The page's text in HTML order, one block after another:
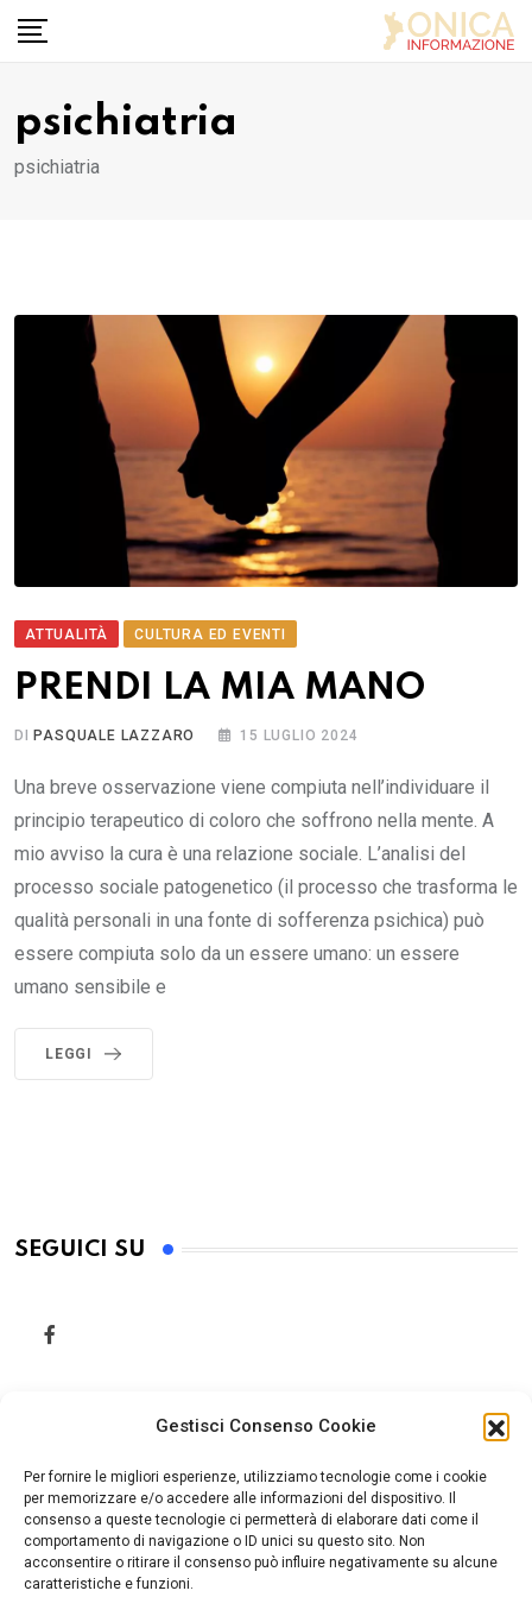
Gestisci Consenso Cookie
Per fornire le migliori esperienze, utilizziamo tecnologie come i cookie
per memorizzare e/o accedere alle informazioni del dispositivo. Il
consenso a queste tecnologie ci permetterà di elaborare dati come il
comportamento di navigazione o ID unici su questo sito. Non
acconsentire o ritirare il consenso può influire negativamente su alcune
caratteristiche e funzioni.
Skip
psichiatria
psichiatria
ATTUALITÀ CULTURA ED EVENTI
PRENDI LA MIA MANO
DI PASQUALE LAZZARO 15 LUGLIO 2024
Una breve osservazione viene compiuta nell’individuare il
principio terapeutico di coloro che soffrono nella mente. A
mio avviso la cura è una relazione sociale. L’analisi del
processo sociale patogenetico (il processo che trasforma le
qualità personali in una fonte di sofferenza psichica) può
essere compiuta solo da un essere umano: un essere
umano sensibile e
LEGGI
SEGUICI SU